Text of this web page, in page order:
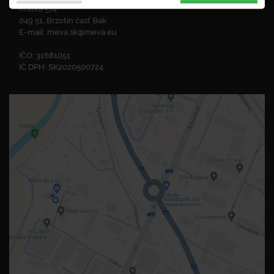
Krátka 574
049 51, Brzotín časť Bak
E-mail: meva.sk@meva.eu
IČO: 31681051
IČ DPH: SK2020500724